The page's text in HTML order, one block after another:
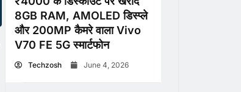
8GB RAM, AMOLED डिस्प्ले
और 200MP कैमरे वाला Vivo
V70 FE 5G स्मार्टफोन
Techzosh June 4, 2026